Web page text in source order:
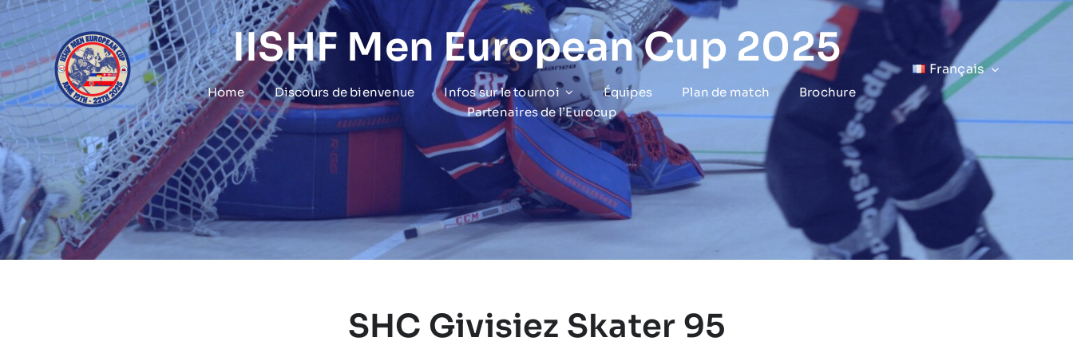
Skip
content
IISHF Men European Cup 2025
Home Discours de bienvenue Infos sur le tournoi Équipes Plan de match
Brochure
Partenaires de l’Eurocup
Français
SHC Givisiez Skater 95